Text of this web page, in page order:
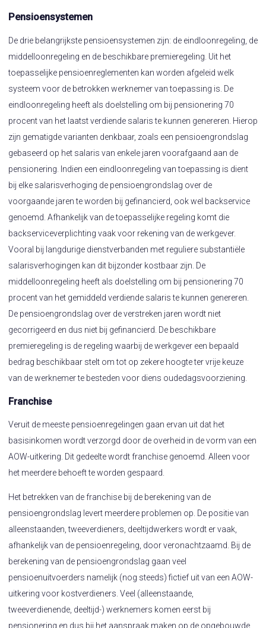
Pensioensystemen
De drie belangrijkste pensioensystemen zijn: de eindloonregeling, de
middelloonregeling en de beschikbare premieregeling. Uit het
toepasselijke pensioenreglementen kan worden afgeleid welk
systeem voor de betrokken werknemer van toepassing is. De
eindloonregeling heeft als doelstelling om bij pensionering 70
procent van het laatst verdiende salaris te kunnen genereren. Hierop
zijn gematigde varianten denkbaar, zoals een pensioengrondslag
gebaseerd op het salaris van enkele jaren voorafgaand aan de
pensionering. Indien een eindloonregeling van toepassing is dient
bij elke salarisverhoging de pensioengrondslag over de
voorgaande jaren te worden bij gefinancierd, ook wel backservice
genoemd. Afhankelijk van de toepasselijke regeling komt die
backserviceverplichting vaak voor rekening van de werkgever.
Vooral bij langdurige dienstverbanden met reguliere substantiële
salarisverhogingen kan dit bijzonder kostbaar zijn. De
middelloonregeling heeft als doelstelling om bij pensionering 70
procent van het gemiddeld verdiende salaris te kunnen genereren.
De pensioengrondslag over de verstreken jaren wordt niet
gecorrigeerd en dus niet bij gefinancierd. De beschikbare
premieregeling is de regeling waarbij de werkgever een bepaald
bedrag beschikbaar stelt om tot op zekere hoogte ter vrije keuze
van de werknemer te besteden voor diens oudedagsvoorziening.
Franchise
Veruit de meeste pensioenregelingen gaan ervan uit dat het
basisinkomen wordt verzorgd door de overheid in de vorm van een
AOW-uitkering. Dit gedeelte wordt franchise genoemd. Alleen voor
het meerdere behoeft te worden gespaard.
Het betrekken van de franchise bij de berekening van de
pensioengrondslag levert meerdere problemen op. De positie van
alleenstaanden, tweeverdieners, deeltijdwerkers wordt er vaak,
afhankelijk van de pensioenregeling, door veronachtzaamd. Bij de
berekening van de pensioengrondslag gaan veel
pensioenuitvoerders namelijk (nog steeds) fictief uit van een AOW-
uitkering voor kostverdieners. Veel (alleenstaande,
tweeverdienende, deeltijd-) werknemers komen eerst bij
pensionering en dus bij het aanspraak maken op de opgebouwde